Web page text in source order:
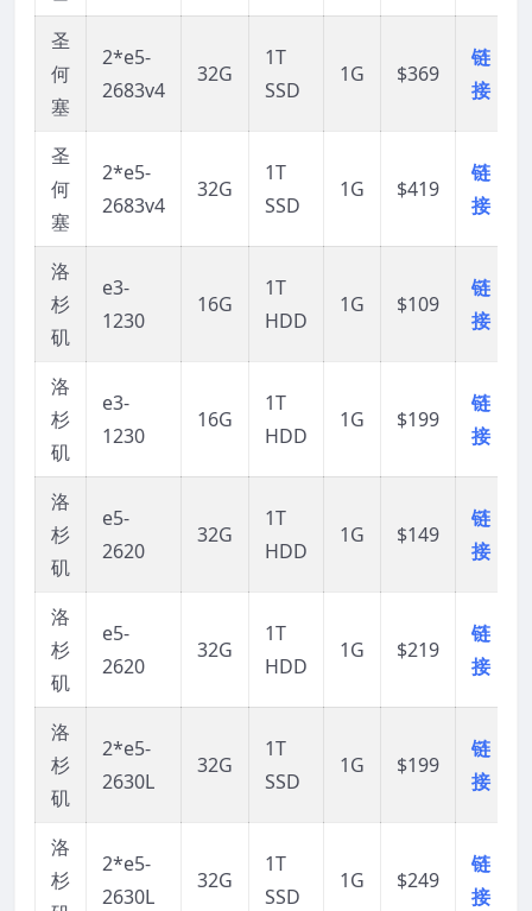
圣
何
塞
2*e5-
2683v4
32G
1T
SSD
1G $369
链
接
圣
何
塞
2*e5-
2683v4
32G
1T
SSD
1G $419
链
接
洛
杉
矶
e3-
1230
16G
1T
HDD
1G $109
链
接
洛
杉
矶
e3-
1230
16G
1T
HDD
1G $199
链
接
洛
杉
矶
e5-
2620
32G
1T
HDD
1G $149
链
接
洛
杉
矶
e5-
2620
32G
1T
HDD
1G $219
链
接
洛
杉
矶
2*e5-
2630L
32G
1T
SSD
1G $199
链
接
洛
杉
2*e5-
2630L
32G
1T
SSD
1G $249
链
接